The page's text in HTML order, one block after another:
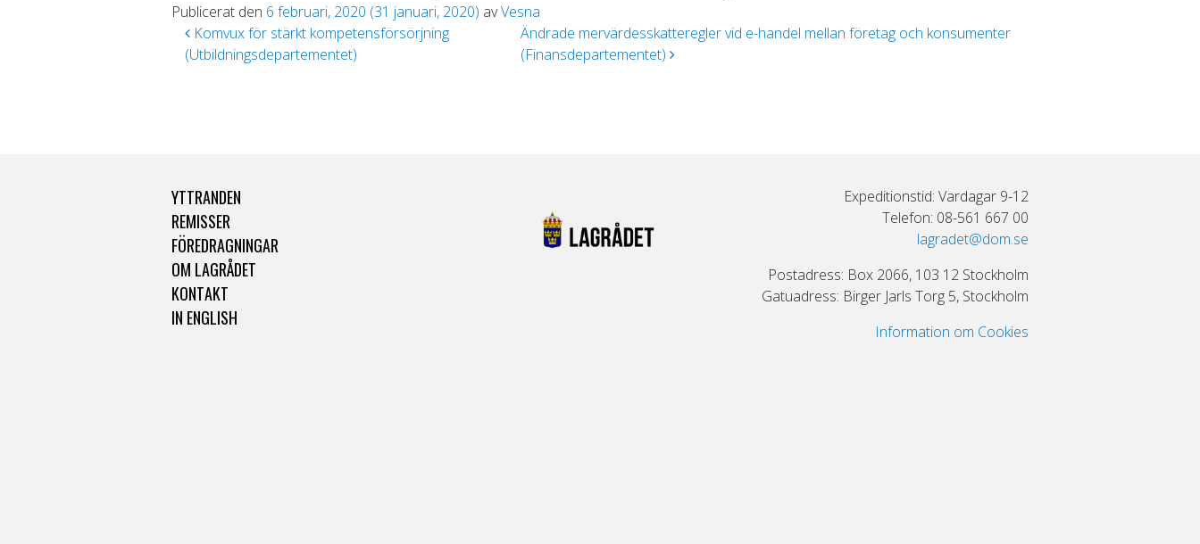
Publicerat den 6 februari, 2020 (31 januari, 2020) avVesna
Inläggsnavigering
Komvux för stärkt kompetensförsörjning
(Utbildningsdepartementet)
Ändrade mervärdesskatteregler vid e-handel mellan företag och konsumenter
(Finansdepartementet)
YTTRANDEN
REMISSER
FÖREDRAGNINGAR
OM LAGRÅDET
KONTAKT
IN ENGLISH
Expeditionstid: Vardagar 9-12
Telefon: 08-561 667 00
lagradet@dom.se
Postadress: Box 2066, 103 12 Stockholm
Gatuadress: Birger Jarls Torg 5, Stockholm
Information om Cookies